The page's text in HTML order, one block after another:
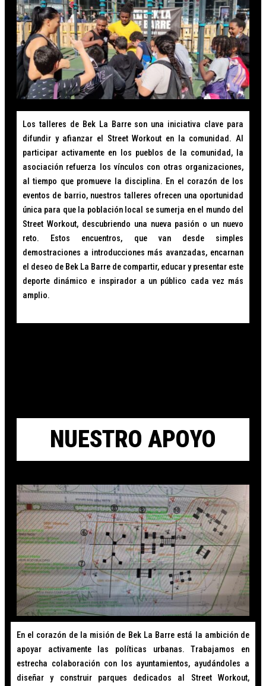
Los talleres de Bek La Barre son una iniciativa clave para
difundir y afianzar el Street Workout en la comunidad. Al
participar activamente en los pueblos de la comunidad, la
asociación refuerza los vínculos con otras organizaciones,
al tiempo que promueve la disciplina. En el corazón de los
eventos de barrio, nuestros talleres ofrecen una oportunidad
única para que la población local se sumerja en el mundo del
Street Workout, descubriendo una nueva pasión o un nuevo
reto. Estos encuentros, que van desde simples
demostraciones a introducciones más avanzadas, encarnan
el deseo de Bek La Barre de compartir, educar y presentar este
deporte dinámico e inspirador a un público cada vez más
amplio.
NUESTRO APOYO
En el corazón de la misión de Bek La Barre está la ambición de
apoyar activamente las políticas urbanas. Trabajamos en
estrecha colaboración con los ayuntamientos, ayudándoles a
diseñar y construir parques dedicados al Street Workout,